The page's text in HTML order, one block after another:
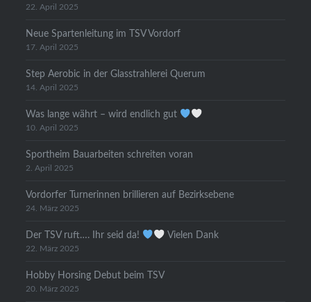
22. April 2025
Neue Spartenleitung im TSV Vordorf
17. April 2025
Step Aerobic in der Glasstrahlerei Querum
14. April 2025
Was lange währt – wird endlich gut
10. April 2025
Sportheim Bauarbeiten schreiten voran
2. April 2025
Vordorfer Turnerinnen brillieren auf Bezirksebene
24. März 2025
Der TSV ruft…. Ihr seid da! Vielen Dank
22. März 2025
Hobby Horsing Debut beim TSV
20. März 2025